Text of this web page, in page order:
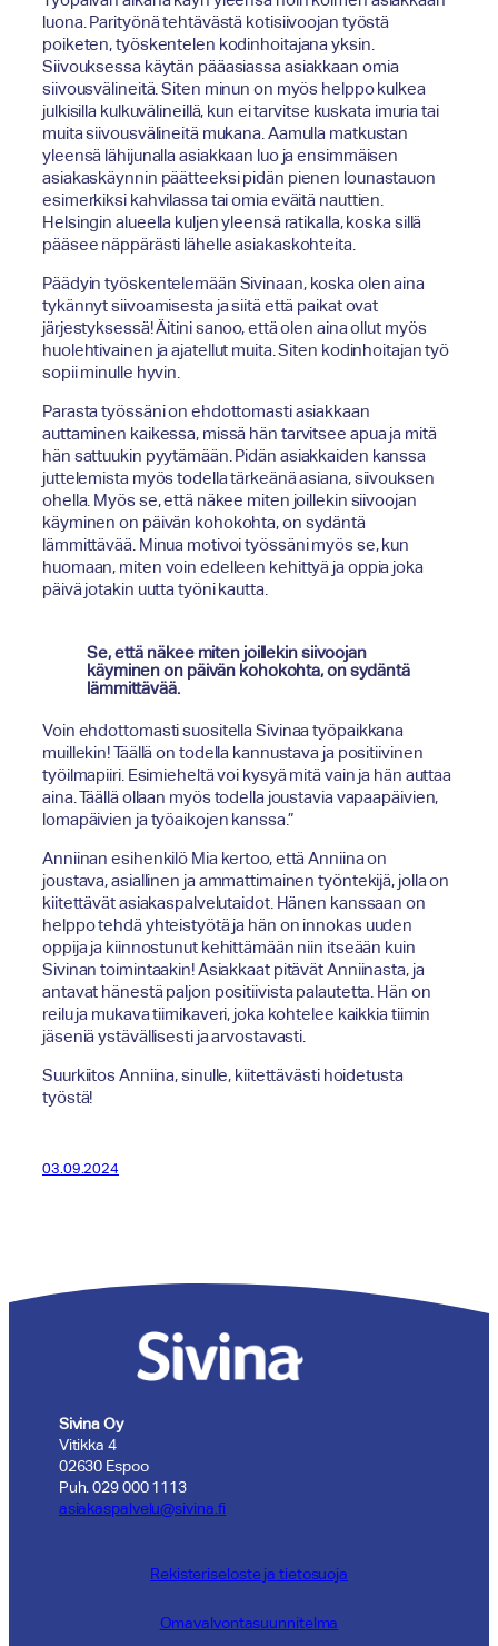
luona. Parityönä tehtävästä kotisiivoojan työstä
poiketen, työskentelen kodinhoitajana yksin.
Siivouksessa käytän pääasiassa asiakkaan omia
siivousvälineitä. Siten minun on myös helppo kulkea
julkisilla kulkuvälineillä, kun ei tarvitse kuskata imuria tai
muita siivousvälineitä mukana. Aamulla matkustan
yleensä lähijunalla asiakkaan luo ja ensimmäisen
asiakaskäynnin päätteeksi pidän pienen lounastauon
esimerkiksi kahvilassa tai omia eväitä nauttien.
Helsingin alueella kuljen yleensä ratikalla, koska sillä
pääsee näppärästi lähelle asiakaskohteita.
Päädyin työskentelemään Sivinaan, koska olen aina
tykännyt siivoamisesta ja siitä että paikat ovat
järjestyksessä! Äitini sanoo, että olen aina ollut myös
huolehtivainen ja ajatellut muita. Siten kodinhoitajan työ
sopii minulle hyvin.
Parasta työssäni on ehdottomasti asiakkaan
auttaminen kaikessa, missä hän tarvitsee apua ja mitä
hän sattuukin pyytämään. Pidän asiakkaiden kanssa
juttelemista myös todella tärkeänä asiana, siivouksen
ohella. Myös se, että näkee miten joillekin siivoojan
käyminen on päivän kohokohta, on sydäntä
lämmittävää. Minua motivoi työssäni myös se, kun
huomaan, miten voin edelleen kehittyä ja oppia joka
päivä jotakin uutta työni kautta.
Se, että näkee miten joillekin siivoojan
käyminen on päivän kohokohta, on sydäntä
lämmittävää.
Voin ehdottomasti suositella Sivinaa työpaikkana
muillekin! Täällä on todella kannustava ja positiivinen
työilmapiiri. Esimieheltä voi kysyä mitä vain ja hän auttaa
aina. Täällä ollaan myös todella joustavia vapaapäivien,
lomapäivien ja työaikojen kanssa.”
Anniinan esihenkilö Mia kertoo, että Anniina on
joustava, asiallinen ja ammattimainen työntekijä, jolla on
kiitettävät asiakaspalvelutaidot. Hänen kanssaan on
helppo tehdä yhteistyötä ja hän on innokas uuden
oppija ja kiinnostunut kehittämään niin itseään kuin
Sivinan toimintaakin! Asiakkaat pitävät Anniinasta, ja
antavat hänestä paljon positiivista palautetta. Hän on
reilu ja mukava tiimikaveri, joka kohtelee kaikkia tiimin
jäseniä ystävällisesti ja arvostavasti.
Suurkiitos Anniina, sinulle, kiitettävästi hoidetusta
työstä!
03.09.2024
Sivina Oy
Vitikka 4
02630 Espoo
Puh. 029 000 1113
asiakaspalvelu@sivina.fi
Rekisteriseloste ja tietosuoja
Omavalvontasuunnitelma